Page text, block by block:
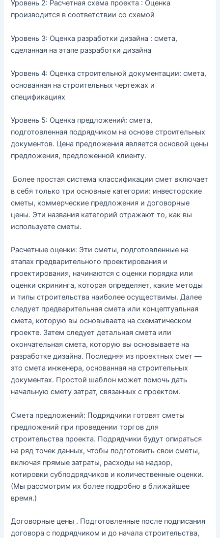
Уровень 2: Расчетная схема проекта : Оценка
производится в соответствии со схемой
Уровень 3: Оценка разработки дизайна : смета,
сделанная на этапе разработки дизайна
Уровень 4: Оценка строительной документации: смета,
основанная на строительных чертежах и
спецификациях
Уровень 5: Оценка предложений: смета,
подготовленная подрядчиком на основе строительных
документов. Цена предложения является основой цены
предложения, предложенной клиенту.
Более простая система классификации смет включает
в себя только три основные категории: инвесторские
сметы, коммерческие предложения и договорные
цены. Эти названия категорий отражают то, как вы
используете сметы.
Расчетные оценки: Эти сметы, подготовленные на
этапах предварительного проектирования и
проектирования, начинаются с оценки порядка или
оценки скрининга, которая определяет, какие методы
и типы строительства наиболее осуществимы. Далее
следует предварительная смета или концептуальная
смета, которую вы основываете на схематическом
проекте. Затем следует детальная смета или
окончательная смета, которую вы основываете на
разработке дизайна. Последняя из проектных смет —
это смета инженера, основанная на строительных
документах. Простой шаблон может помочь дать
начальную смету затрат, связанных с проектом.
Смета предложений: Подрядчики готовят сметы
предложений при проведении торгов для
строительства проекта. Подрядчики будут опираться
на ряд точек данных, чтобы подготовить свои сметы,
включая прямые затраты, расходы на надзор,
котировки субподрядчиков и количественные оценки.
(Мы рассмотрим их более подробно в ближайшее
время.)
Договорные цены . Подготовленные после подписания
договора с подрядчиком и до начала строительства,